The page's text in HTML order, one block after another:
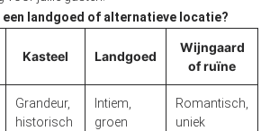
een landgoed of alternatieve locatie?
Kasteel Landgoed
Wijngaard
of ruïne
Grandeur,
historisch
Intiem,
groen
Romantisch,
uniek